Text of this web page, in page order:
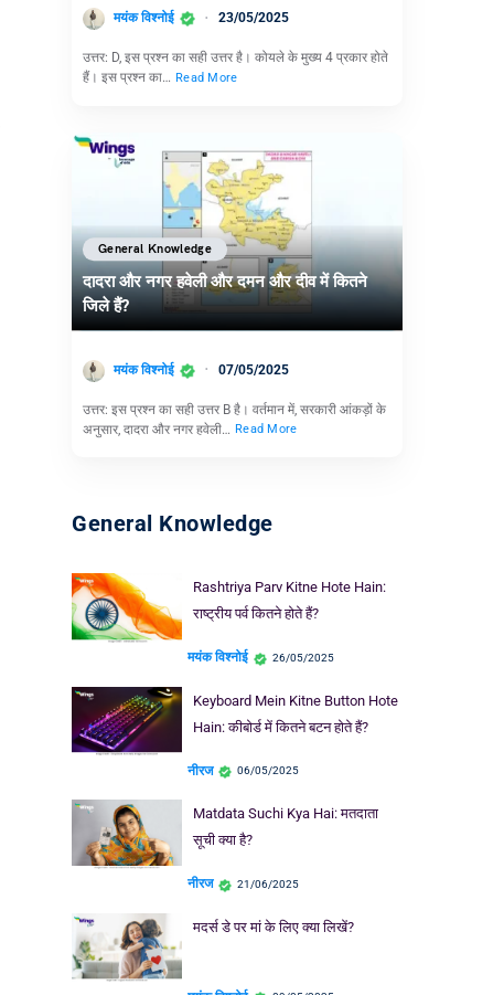
मयंक विश्नोई 23/05/2025
उत्तर: D, इस प्रश्न का सही उत्तर है। कोयले के मुख्य 4 प्रकार होते
हैं। इस प्रश्न का… Read More
General Knowledge
दादरा और नगर हवेली और दमन और दीव में कितने
जिले हैं?
मयंक विश्नोई 07/05/2025
उत्तर: इस प्रश्न का सही उत्तर B है। वर्तमान में, सरकारी आंकड़ों के
अनुसार, दादरा और नगर हवेली… Read More
General Knowledge
Rashtriya Parv Kitne Hote Hain:
राष्ट्रीय पर्व कितने होते हैं?
मयंक विश्नोई 26/05/2025
Keyboard Mein Kitne Button Hote
Hain: कीबोर्ड में कितने बटन होते हैं?
नीरज 06/05/2025
Matdata Suchi Kya Hai: मतदाता
सूची क्या है?
नीरज 21/06/2025
मदर्स डे पर मां के लिए क्या लिखें?